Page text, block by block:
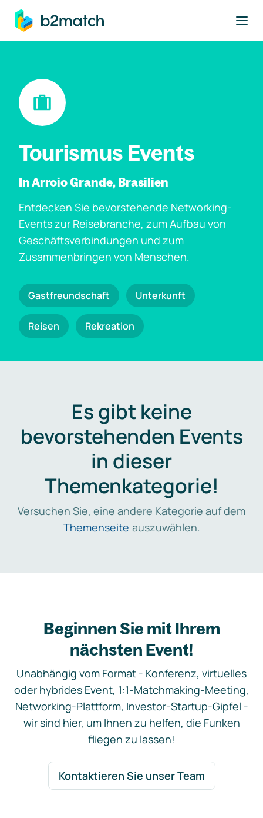
springen
Tourismus Events
In Arroio Grande, Brasilien
Entdecken Sie bevorstehende Networking-
Events zur Reisebranche, zum Aufbau von
Geschäftsverbindungen und zum
Zusammenbringen von Menschen.
Gastfreundschaft Unterkunft
Reisen Rekreation
Es gibt keine
bevorstehenden Events
in dieser
Themenkategorie!
Versuchen Sie, eine andere Kategorie auf dem
Themenseite auszuwählen.
Beginnen Sie mit Ihrem
nächsten Event!
Unabhängig vom Format - Konferenz, virtuelles
oder hybrides Event, 1:1-Matchmaking-Meeting,
Networking-Plattform, Investor-Startup-Gipfel -
wir sind hier, um Ihnen zu helfen, die Funken
fliegen zu lassen!
Kontaktieren Sie unser Team